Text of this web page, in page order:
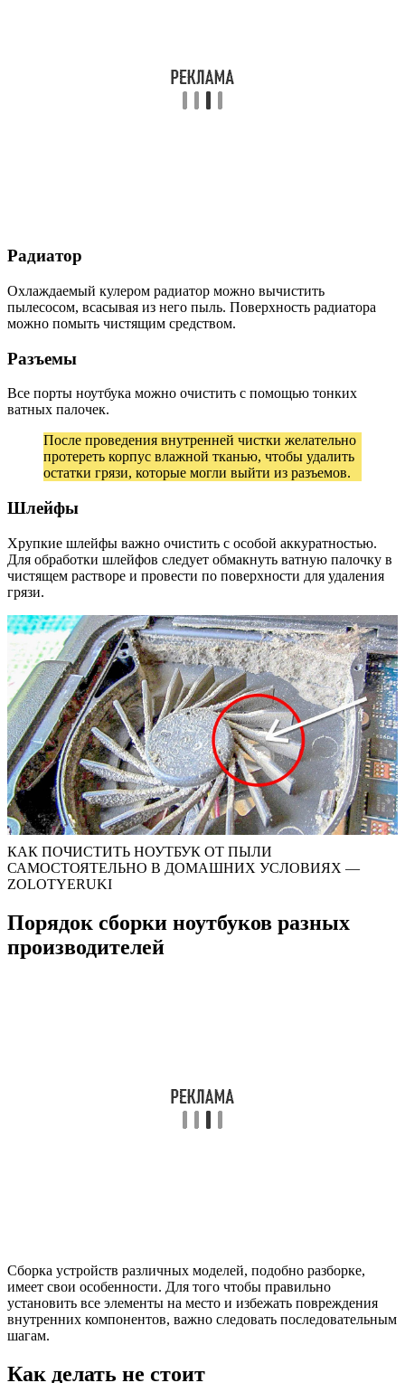
Радиатор
Охлаждаемый кулером радиатор можно вычистить
пылесосом, всасывая из него пыль. Поверхность радиатора
можно помыть чистящим средством.
Разъемы
Все порты ноутбука можно очистить с помощью тонких
ватных палочек.
После проведения внутренней чистки желательно
протереть корпус влажной тканью, чтобы удалить
остатки грязи, которые могли выйти из разъемов.
Шлейфы
Хрупкие шлейфы важно очистить с особой аккуратностью.
Для обработки шлейфов следует обмакнуть ватную палочку в
чистящем растворе и провести по поверхности для удаления
грязи.
КАК ПОЧИСТИТЬ НОУТБУК ОТ ПЫЛИ
САМОСТОЯТЕЛЬНО В ДОМАШНИХ УСЛОВИЯХ —
ZOLOTYERUKI
Порядок сборки ноутбуков разных
производителей
Сборка устройств различных моделей, подобно разборке,
имеет свои особенности. Для того чтобы правильно
установить все элементы на место и избежать повреждения
внутренних компонентов, важно следовать последовательным
шагам.
Как делать не стоит